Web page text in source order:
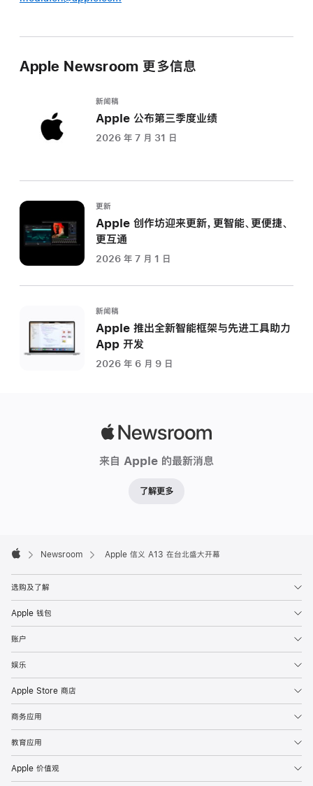
Apple Newsroom 更多信息
新闻稿
Apple 公布第三季度业绩
2026 年 7 月 31 日
更新
Apple 创作坊迎来更新，更智能、更便捷、
更互通
2026 年 7 月 1 日
新闻稿
Apple 推出全新智能框架与先进工具助力
App 开发
2026 年 6 月 9 日
来自 Apple 的最新消息
了解更多
Footer

Newsroom Apple 信义 A13 在台北盛大开幕
选购及了解
Apple 钱包
账户
娱乐
Apple Store 商店
商务应用
教育应用
Apple 价值观